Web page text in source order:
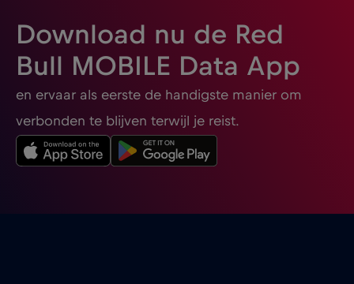
Download nu de Red
Bull MOBILE Data App
en ervaar als eerste de handigste manier om
verbonden te blijven terwijl je reist.